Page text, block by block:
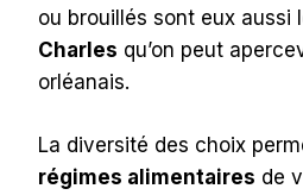
ou brouillés sont eux aussi
Charles qu’on peut
orléanais.
La diversité des choix
régimes alimentaires de